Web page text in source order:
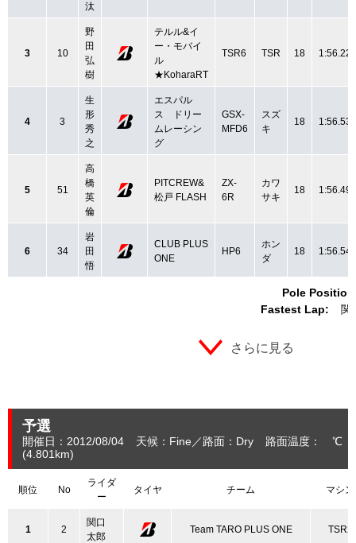
Pole
Fastest Lap:
関
汰
3 10
野
田
弘
樹
テルル&イ
ー・モバイ
ル
★KoharaRT
TSR6 TSR 18 1:56.223
4 3
生
形
秀
之
エスパル
ス ドリー
ムレーシン
グ
GSX-
MFD6
スズ
キ
18 1:56.533
5 51
高
橋
英
倫
PITCREW&
松戸 FLASH
ZX-
6R
カワ
サキ
18 1:56.497
6 34
岩
田
悟
CLUB PLUS
ONE
HP6
ホン
ダ
18 1:56.540
さらに見る
予選
開催日：2012/08/04 天候：Fine 路面：Dry
路面温度： ℃
(4.801 km)
順位 No
ライダ
ー
タイヤ チーム マシン
1 2
関口
太郎
Team TARO PLUS ONE TSR2